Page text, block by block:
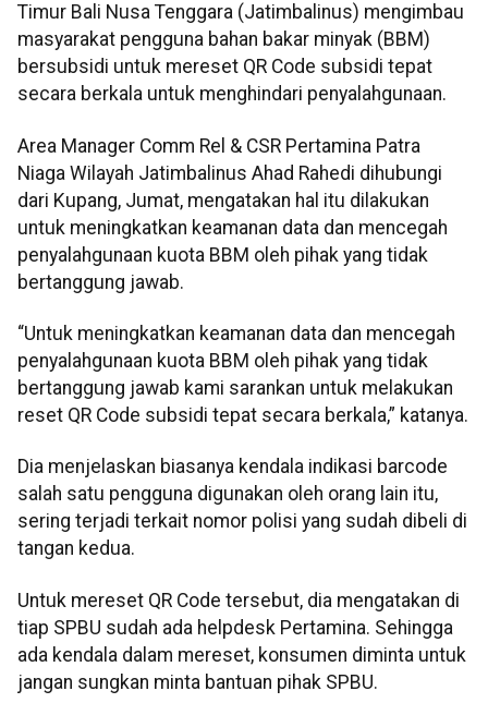
Timur Bali Nusa Tenggara (Jatimbalinus) mengimbau
masyarakat pengguna bahan bakar minyak (BBM)
bersubsidi untuk mereset QR Code subsidi tepat
secara berkala untuk menghindari penyalahgunaan.
Area Manager Comm Rel & CSR Pertamina Patra
Niaga Wilayah Jatimbalinus Ahad Rahedi dihubungi
dari Kupang, Jumat, mengatakan hal itu dilakukan
untuk meningkatkan keamanan data dan mencegah
penyalahgunaan kuota BBM oleh pihak yang tidak
bertanggung jawab.
“Untuk meningkatkan keamanan data dan mencegah
penyalahgunaan kuota BBM oleh pihak yang tidak
bertanggung jawab kami sarankan untuk melakukan
reset QR Code subsidi tepat secara berkala,” katanya.
Dia menjelaskan biasanya kendala indikasi barcode
salah satu pengguna digunakan oleh orang lain itu,
sering terjadi terkait nomor polisi yang sudah dibeli di
tangan kedua.
Untuk mereset QR Code tersebut, dia mengatakan di
tiap SPBU sudah ada helpdesk Pertamina. Sehingga
ada kendala dalam mereset, konsumen diminta untuk
jangan sungkan minta bantuan pihak SPBU.